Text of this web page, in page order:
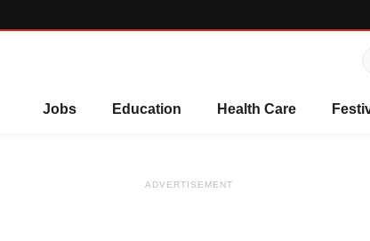
Jobs Education Health Care
ADVERTISEMENT